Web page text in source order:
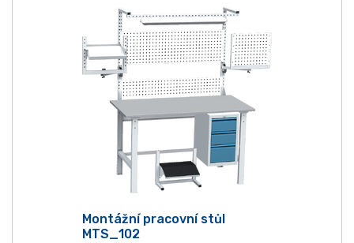
Montážní pracovní stůl
MTS_102